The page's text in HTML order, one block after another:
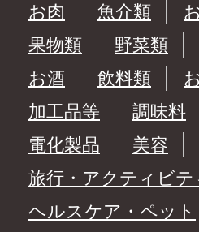
お肉
魚介類
果物類
野菜類
お酒
飲料類
加工品等
調味料
電化製品
美容
旅行・アクティビテ
ヘルスケア・ペット